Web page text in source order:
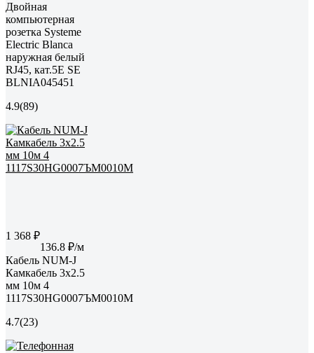
Двойная
компьютерная
розетка Systeme
Electric Blanca
наружная белый
RJ45, кат.5E SE
BLNIA045451
4.9(89)
1 368 ₽
136.8 ₽/м
Кабель NUM-J
Камкабель 3x2.5
мм 10м 4
1117S30HG0007ЪM0010М
4.7(23)